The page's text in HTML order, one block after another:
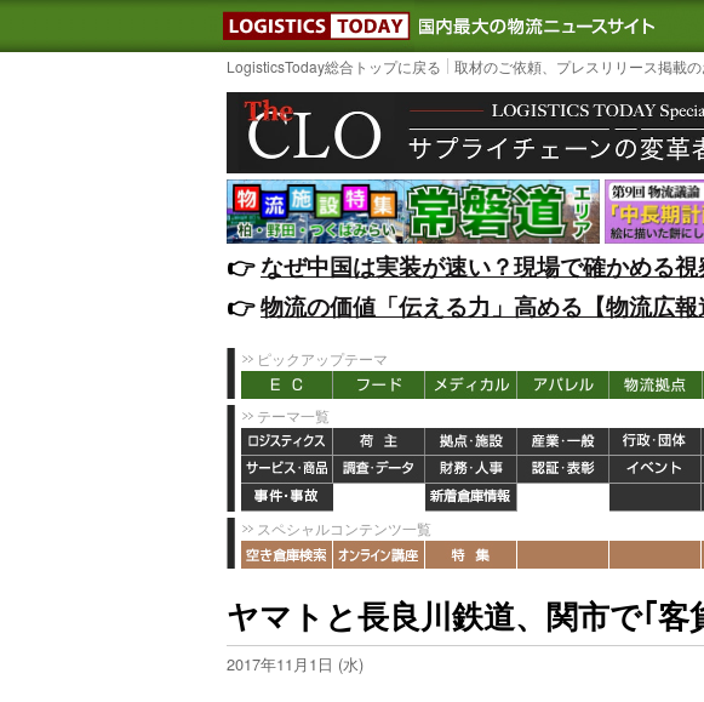
LOGISTICS TODAY｜国内最大
LogisticsToday総合トップに戻る 取材のご依頼、プレスリリース掲載
👉️なぜ中国は実装が速い？現場で確かめる
👉️物流の価値「伝える力」高める【物流広
ピックアップテーマ
テーマ一覧
スペシャルコンテンツ一覧
ヤマトと長良川鉄道、関市で｢客
2017年11月1日 (水)